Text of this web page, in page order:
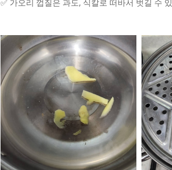
✅ 가오리 껍질은 과도, 식칼로 떠바서 벗길 수